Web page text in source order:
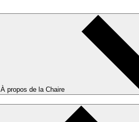
À propos de la Chaire